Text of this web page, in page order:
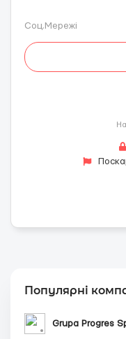
Соц.Мережі
Популярні
Grupa Progres